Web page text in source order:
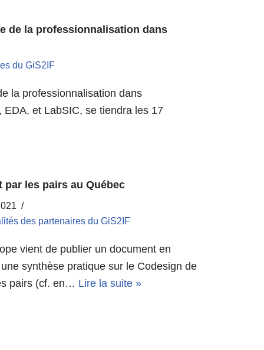
de la professionnalisation dans
du GiS2IF
la professionnalisation dans
EDA, et LabSIC, se tiendra les 17
par les pairs au Québec
des partenaires du GiS2IF
vient de publier un document en
synthèse pratique sur le Codesign de
pairs (cf. en… Lire la suite »